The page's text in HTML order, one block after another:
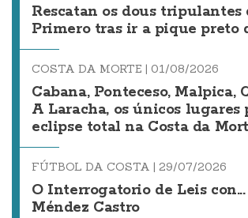
Rescatan os dous tripulantes
Primero tras ir a pique preto
COSTA DA MORTE | 01/08/2026
Cabana, Ponteceso, Malpica,
A Laracha, os únicos lugares
eclipse total na Costa da
FÚTBOL DA COSTA | 29/07/2026
O Interrogatorio de Leis
Méndez Castro